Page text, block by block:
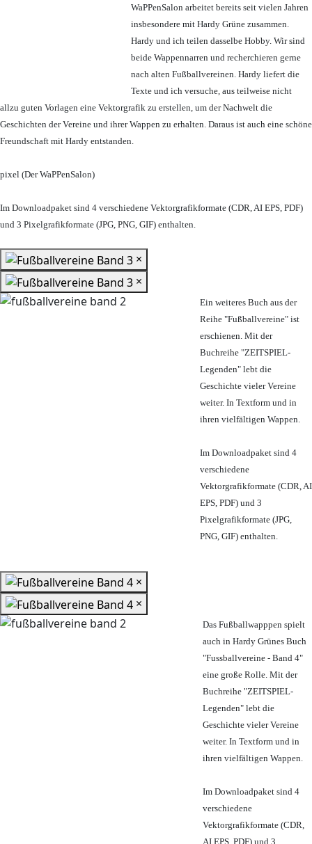
WaPPenSalon arbeitet bereits seit vielen Jahren
insbesondere mit Hardy Grüne zusammen.
Hardy und ich teilen dasselbe Hobby. Wir sind
beide Wappennarren und recherchieren gerne
nach alten Fußballvereinen. Hardy liefert die
Texte und ich versuche, aus teilweise nicht
allzu guten Vorlagen eine Vektorgrafik zu erstellen, um der Nachwelt die
Geschichten der Vereine und ihrer Wappen zu erhalten. Daraus ist auch eine schöne
Freundschaft mit Hardy entstanden.
pixel (Der WaPPenSalon)
Im Downloadpaket sind 4 verschiedene Vektorgrafikformate (CDR, AI EPS, PDF)
und 3 Pixelgrafikformate (JPG, PNG, GIF) enthalten.
×
×
Ein weiteres Buch aus der
Reihe "Fußballvereine" ist
erschienen. Mit der
Buchreihe "ZEITSPIEL-
Legenden" lebt die
Geschichte vieler Vereine
weiter. In Textform und in
ihren vielfältigen Wappen.
Im Downloadpaket sind 4
verschiedene
Vektorgrafikformate (CDR, AI
EPS, PDF) und 3
Pixelgrafikformate (JPG,
PNG, GIF) enthalten.
×
×
Das Fußballwapppen spielt
auch in Hardy Grünes Buch
"Fussballvereine - Band 4"
eine große Rolle. Mit der
Buchreihe "ZEITSPIEL-
Legenden" lebt die
Geschichte vieler Vereine
weiter. In Textform und in
ihren vielfältigen Wappen.
Im Downloadpaket sind 4
verschiedene
Vektorgrafikformate (CDR,
AI EPS, PDF) und 3